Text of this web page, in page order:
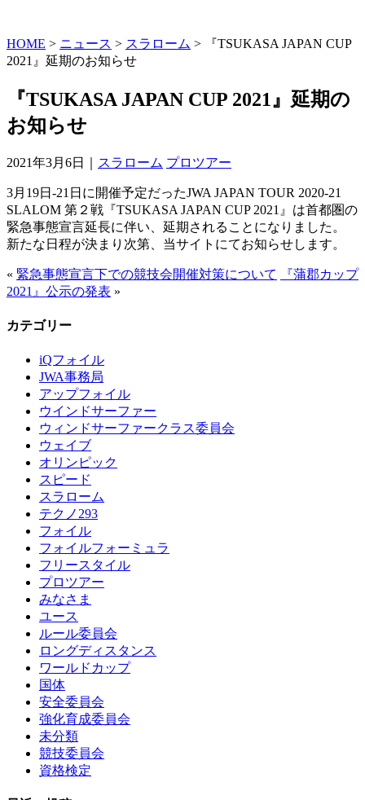
HOME > ニュース > スラローム >
『TSUKASA JAPAN CUP
2021』延期のお知らせ
『TSUKASA JAPAN CUP 2021』延期の
お知らせ
2021年3月6日｜ スラローム プロツアー
3月19日-21日に開催予定だったJWA JAPAN TOUR 2020-21
SLALOM 第２戦『TSUKASA JAPAN CUP 2021』は首都圏の
緊急事態宣言延長に伴い、延期されることになりました。
新たな日程が決まり次第、当サイトにてお知らせします。
« 緊急事態宣言下での競技会開催対策について
『蒲郡カップ
2021』公示の発表 »
カテゴリー
iQフォイル
JWA事務局
アップフォイル
ウインドサーファー
ウィンドサーファークラス委員会
ウェイブ
オリンピック
スピード
スラローム
テクノ293
フォイル
フォイルフォーミュラ
フリースタイル
プロツアー
みなさま
ユース
ルール委員会
ロングディスタンス
ワールドカップ
国体
安全委員会
強化育成委員会
未分類
競技委員会
資格検定